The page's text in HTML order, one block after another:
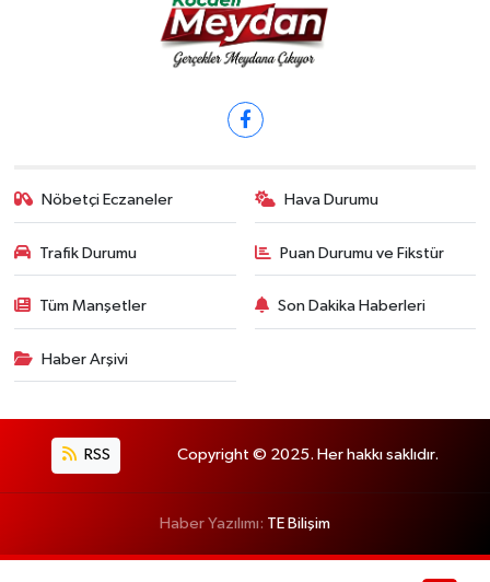
Nöbetçi Eczaneler Hava Durumu
Trafik Durumu Puan Durumu ve Fikstür
Tüm Manşetler Son Dakika Haberleri
Haber Arşivi
RSS Copyright © 2025. Her hakkı saklıdır.
Haber Yazılımı: TE Bilişim